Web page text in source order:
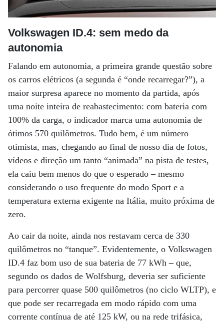
Volkswagen ID.4: sem medo da
autonomia
Falando em autonomia, a primeira grande questão sobre
os carros elétricos (a segunda é “onde recarregar?”), a
maior surpresa aparece no momento da partida, após
uma noite inteira de reabastecimento: com bateria com
100% da carga, o indicador marca uma autonomia de
ótimos 570 quilômetros. Tudo bem, é um número
otimista, mas, chegando ao final de nosso dia de fotos,
vídeos e direção um tanto “animada” na pista de testes,
ela caiu bem menos do que o esperado – mesmo
considerando o uso frequente do modo Sport e a
temperatura externa exigente na Itália, muito próxima de
zero.
Ao cair da noite, ainda nos restavam cerca de 330
quilômetros no “tanque”. Evidentemente, o Volkswagen
ID.4 faz bom uso de sua bateria de 77 kWh – que,
segundo os dados de Wolfsburg, deveria ser suficiente
para percorrer quase 500 quilômetros (no ciclo WLTP), e
que pode ser recarregada em modo rápido com uma
corrente contínua de até 125 kW, ou na rede trifásica,